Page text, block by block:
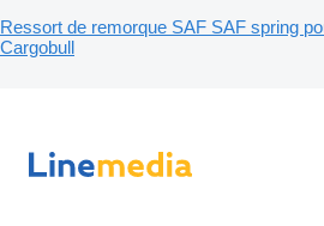
Ressort de remorque SAF SAF spring
Cargobull